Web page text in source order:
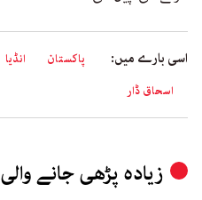
اسی بارے میں: پاکستان انڈیا
اسحاق ڈار
زیادہ پڑھی جانے والی